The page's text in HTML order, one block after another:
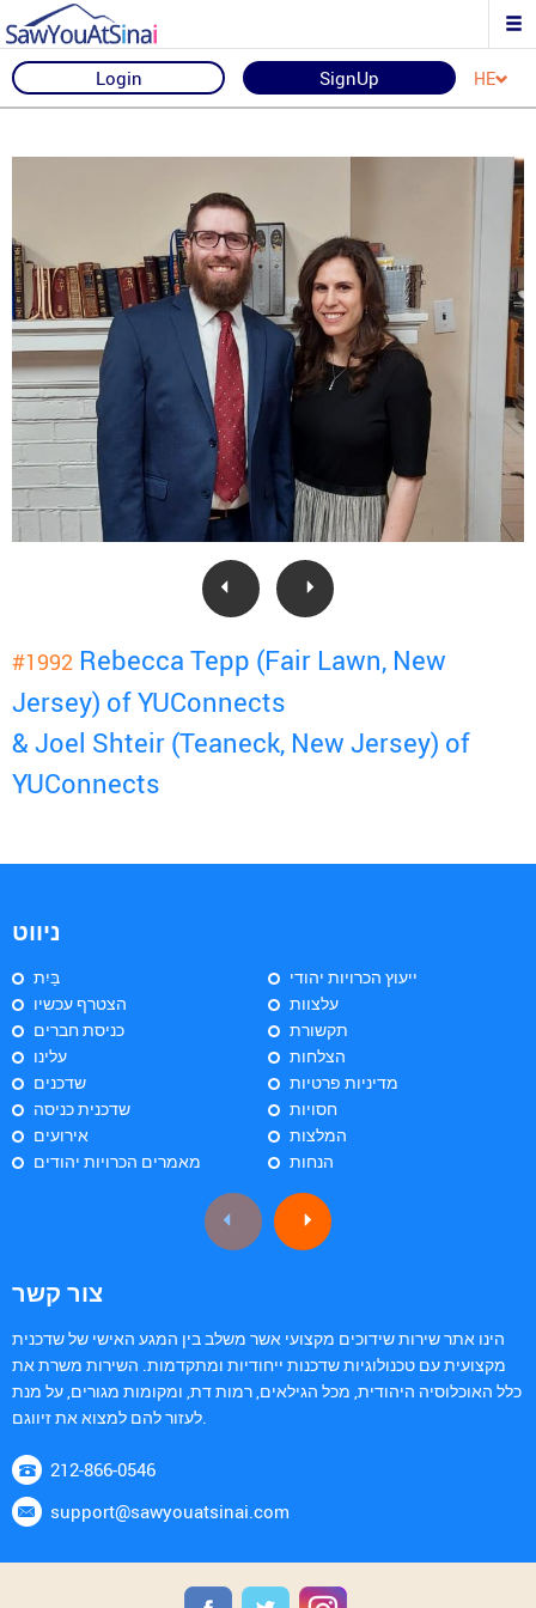
Login SignUp HE
#1992 Rebecca Tepp (Fair Lawn, New
Jersey) of YUConnects
& Joel Shteir (Teaneck, New Jersey) of
YUConnects
ניווט
בַּיִת
הצטרף עכשיו
כניסת חברים
עלינו
שדכנים
שדכנית כניסה
אירועים
מאמרים הכרויות יהודים
ייעוץ הכרויות יהודי
עלצוות
תקשורת
הצלחות
מדיניות פרטיות
חסויות
המלצות
הנחות
צור קשר
הינו אתר שירות שידוכים מקצועי אשר משלב בין המגע האישי של שדכנית
מקצועית עם טכנולוגיות שדכנות ייחודיות ומתקדמות. השירות משרת את
כלל האוכלוסיה היהודית, מכל הגילאים, רמות דת, ומקומות מגורים, על מנת
לעזור להם למצוא את זיווגם.
212-866-0546
support@sawyouatsinai.com